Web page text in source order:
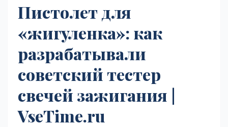
Пистолет для
«жигуленка»: как
разрабатывали
советский тестер
свечей зажигания |
VseTime.ru